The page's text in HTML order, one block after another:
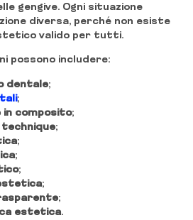
gengive. Ogni situazione
diversa, perché non esiste
valido per tutti.
possono includere:
dentale;
;
in composito;
technique;
;
;
;
;
;
estetica.